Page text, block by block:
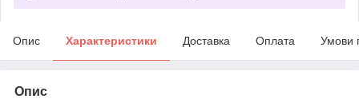
Опис Характеристики Доставка Оплата Умови
Опис